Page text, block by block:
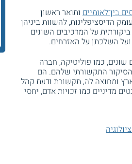
בין־לאומיים ותואר ראשון
הדיסציפלינות, להשוות ביניהן
על המרכיבים השונים
השלכתן על האזרחים.
כמו פוליטיקה, חברה
הסיקור התקשורתי שלהם. הם
ומחוצה לה, תקשורת ודעת קהל
מדיניים כמו זכויות אדם, יחסי